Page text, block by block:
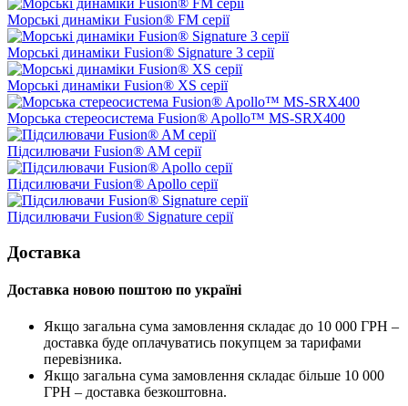
Морські динаміки Fusion® FM серії
Морські динаміки Fusion® Signature 3 серії
Морські динаміки Fusion® XS серії
Морська стереосистема Fusion® Apollo™ MS-SRX400
Підсилювачи Fusion® AM серії
Підсилювачи Fusion® Apollo серії
Підсилювачи Fusion® Signature серії
Доставка
Доставка новою поштою по україні
Якщо загальна сума замовлення складає до 10 000 ГРН –
доставка буде оплачуватись покупцем за тарифами
перевізника.
Якщо загальна сума замовлення складає більше 10 000
ГРН – доставка безкоштовна.